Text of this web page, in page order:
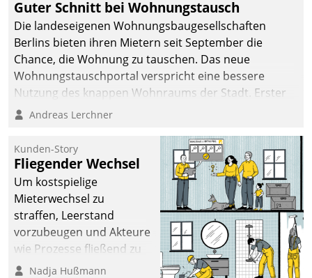
Guter Schnitt bei Wohnungstausch
Die landeseigenen Wohnungsbaugesellschaften
Berlins bieten ihren Mietern seit September die
Chance, die Wohnung zu tauschen. Das neue
Wohnungstauschportal verspricht eine bessere
Nutzung des knappen Wohnraums der Stadt. Erster
Anwendungsfall für Datatrains Lösung API-Hub mit
Unternehmen.
Andreas Lerchner
Kunden-Story
Fliegender Wechsel
Um kostspielige
Mieterwechsel zu
straffen, Leerstand
vorzubeugen und Akteure
wie Prozesse fließend zu
vernetzen, nutzt die
Nadja Hußmann